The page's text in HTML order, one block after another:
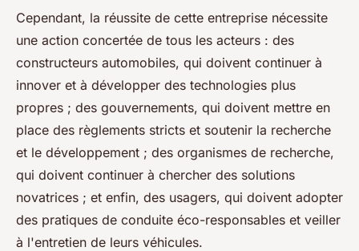
Cependant, la réussite de cette entreprise nécessite
une action concertée de tous les acteurs : des
constructeurs automobiles, qui doivent continuer à
innover et à développer des technologies plus
propres ; des gouvernements, qui doivent mettre en
place des règlements stricts et soutenir la recherche
et le développement ; des organismes de recherche,
qui doivent continuer à chercher des solutions
novatrices ; et enfin, des usagers, qui doivent adopter
des pratiques de conduite éco-responsables et veiller
à l'entretien de leurs véhicules.